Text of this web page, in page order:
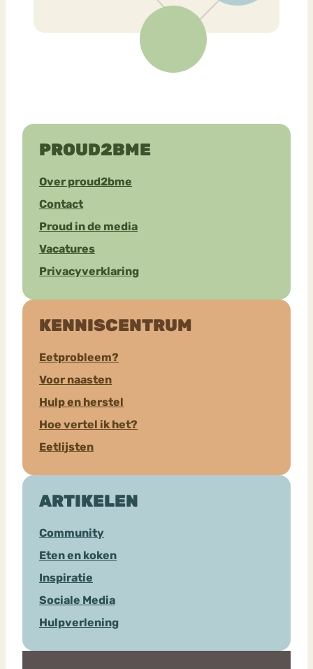
PROUD2BME
Over proud2bme
Contact
Proud in de media
Vacatures
Privacyverklaring
KENNISCENTRUM
Eetprobleem?
Voor naasten
Hulp en herstel
Hoe vertel ik het?
Eetlijsten
ARTIKELEN
Community
Eten en koken
Inspiratie
Sociale Media
Hulpverlening